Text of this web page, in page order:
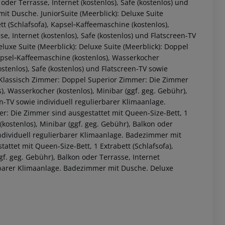
Terrasse, Internet (kostenlos), Safe (kostenlos) und
Dusche. JuniorSuite (Meerblick): Deluxe Suite
Kapsel‑Kaffeemaschine (kostenlos),
Internet (kostenlos), Safe (kostenlos) und Flatscreen-TV
Suite (Meerblick): Deluxe Suite (Meerblick): Doppel
(kostenlos), Wasserkocher
Safe (kostenlos) und Flatscreen-TV sowie
Zimmer: Doppel Superior Zimmer: Die Zimmer
Wasserkocher (kostenlos), Minibar (ggf. geg. Gebühr),
TV sowie individuell regulierbarer Klimaanlage.
Die Zimmer sind ausgestattet mit Queen-Size-Bett, 1
Minibar (ggf. geg. Gebühr), Balkon oder
regulierbarer Klimaanlage. Badezimmer mit
mit Queen-Size-Bett, 1 Extrabett (Schlafsofa),
geg. Gebühr), Balkon oder Terrasse, Internet
Klimaanlage. Badezimmer mit Dusche. Deluxe